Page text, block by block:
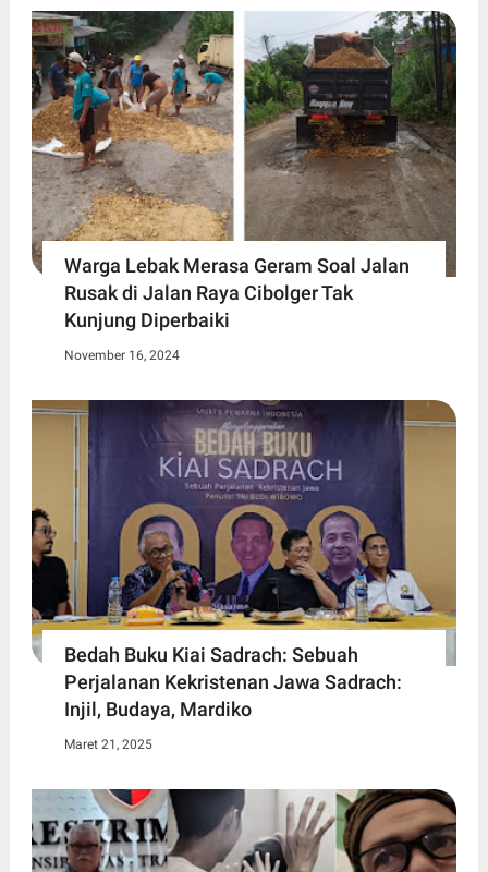
Warga Lebak Merasa Geram Soal Jalan
Rusak di Jalan Raya Cibolger Tak
Kunjung Diperbaiki
November 16, 2024
Bedah Buku Kiai Sadrach: Sebuah
Perjalanan Kekristenan Jawa Sadrach:
Injil, Budaya, Mardiko
Maret 21, 2025